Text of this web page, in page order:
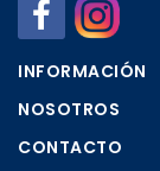
INFORMACIÓN
NOSOTROS
CONTACTO